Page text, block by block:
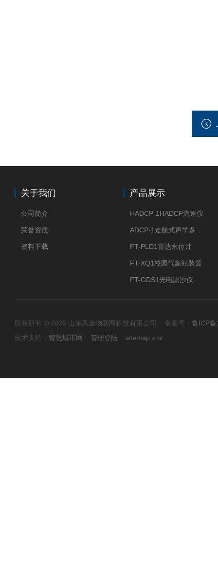
关于我们
公司简介
荣誉资质
资料下载
产品展示
HADCP-1HADCP流速仪
FT-PLD1雷达水位计
FT-XQ1校园气象站装置
FT-GDS1光电测沙仪
版权所有 © 2026 山东风途物联网科技有限公司 备案号： 鲁ICP
技术支持： 智慧城市网 管理登陆 sitemap.xml